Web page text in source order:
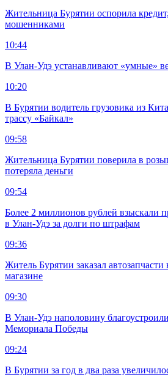
Жительница Бурятии оспорила
мошенниками
10:44
В Улан-Удэ устанавливают «умные»
10:20
В Бурятии водитель грузовика из
трассу «Байкал»
09:58
Жительница Бурятии поверила в
потеряла деньги
09:54
Более 2 миллионов рублей взыскали
в Улан-Удэ за долги по штрафам
09:36
Житель Бурятии заказал
магазине
09:30
В Улан-Удэ наполовину
Мемориала Победы
09:24
В Бурятии за год в два раза